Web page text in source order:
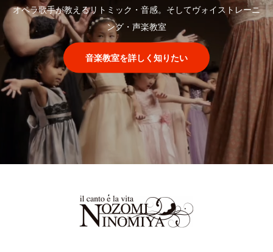
オペラ歌手が教えるリトミック・音感。そしてヴォイストレーニ
ング・声楽教室
音楽教室を詳しく知りたい